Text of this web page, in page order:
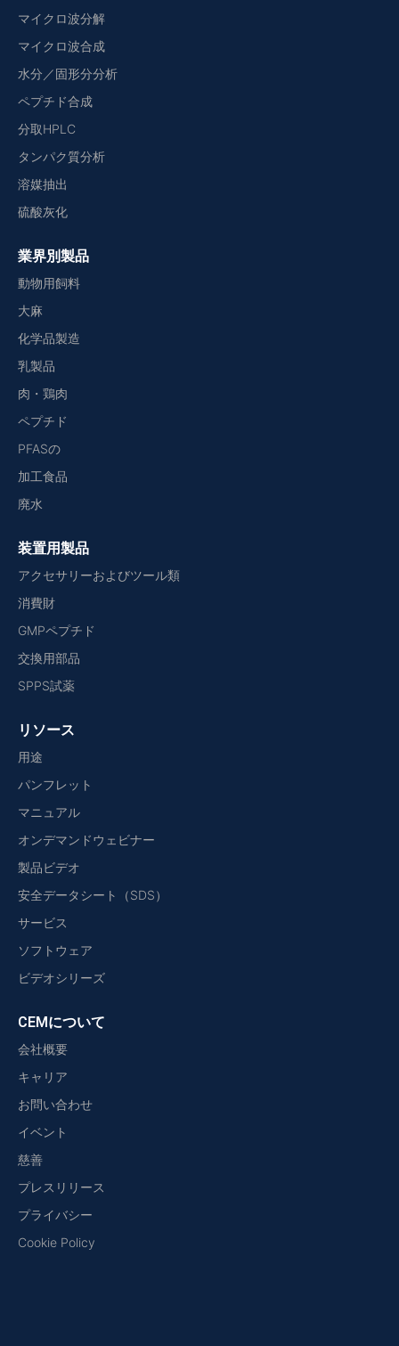
マイクロ波分解
マイクロ波合成
水分／固形分分析
ペプチド合成
分取HPLC
タンパク質分析
溶媒抽出
硫酸灰化
業界別製品
動物用飼料
大麻
化学品製造
乳製品
肉・鶏肉
ペプチド
PFASの
加工食品
廃水
装置用製品
アクセサリーおよびツール類
消費財
GMPペプチド
交換用部品
SPPS試薬
リソース
用途
パンフレット
マニュアル
オンデマンドウェビナー
製品ビデオ
安全データシート（SDS）
サービス
ソフトウェア
ビデオシリーズ
CEMについて
会社概要
キャリア
お問い合わせ
イベント
慈善
プレスリリース
プライバシー
Cookie Policy